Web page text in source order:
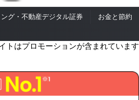
グ・不動産デジタル証券 お金と節約
トはプロモーションが含まれています